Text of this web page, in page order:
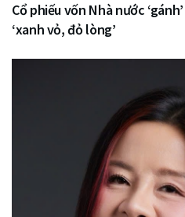
Cổ phiếu vốn Nhà nước
‘xanh vỏ, đỏ lòng’